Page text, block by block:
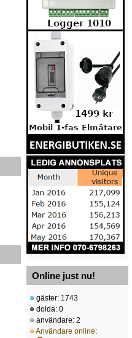
Online just nu!
gäster: 1743
dolda: 0
användare: 2
Användare online: